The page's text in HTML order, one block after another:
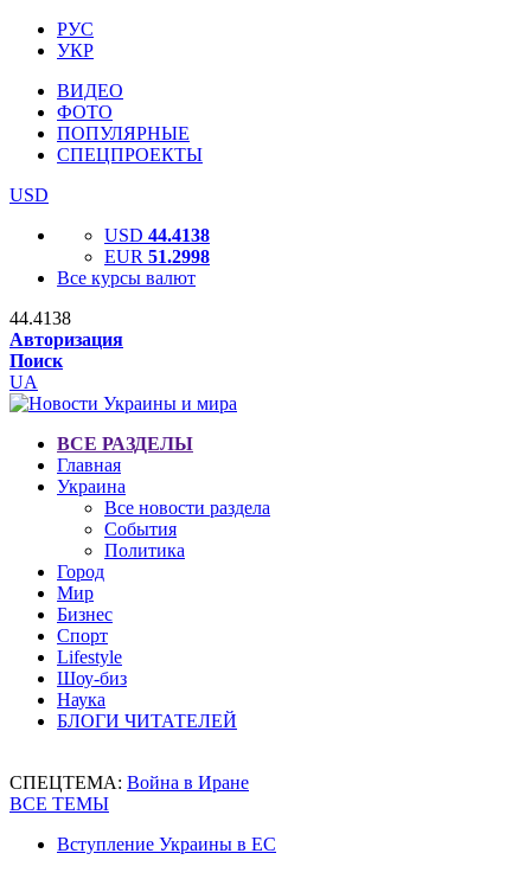
РУС
УКР
ВИДЕО
ФОТО
ПОПУЛЯРНЫЕ
СПЕЦПРОЕКТЫ
USD
USD 44.4138
EUR 51.2998
Все курсы валют
44.4138
Авторизация
Поиск
UA
ВСЕ РАЗДЕЛЫ
Главная
Украина
Все новости раздела
События
Политика
Город
Мир
Бизнес
Спорт
Lifestyle
Шоу-биз
Наука
БЛОГИ ЧИТАТЕЛЕЙ
СПЕЦТЕМА: Война в Иране
ВСЕ ТЕМЫ
Вступление Украины в ЕС